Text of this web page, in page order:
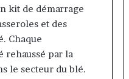
kit de démarrage
et des
Chaque
rehaussé par la
le secteur du blé.